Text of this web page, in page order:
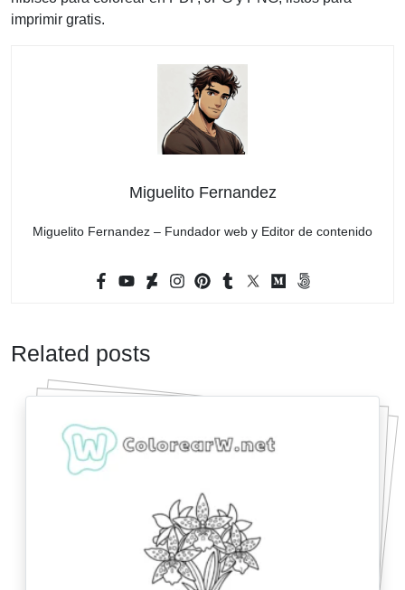
imprimir gratis.
Miguelito Fernandez
Miguelito Fernandez – Fundador web y Editor de contenido
Related posts